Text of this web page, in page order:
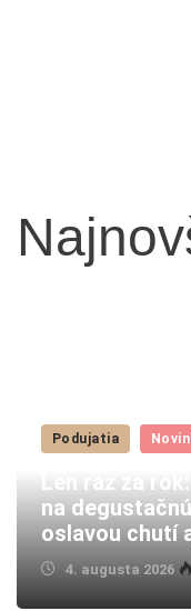
Podujatia
Len raz za
na
oslavou chutí
4. augusta 2026